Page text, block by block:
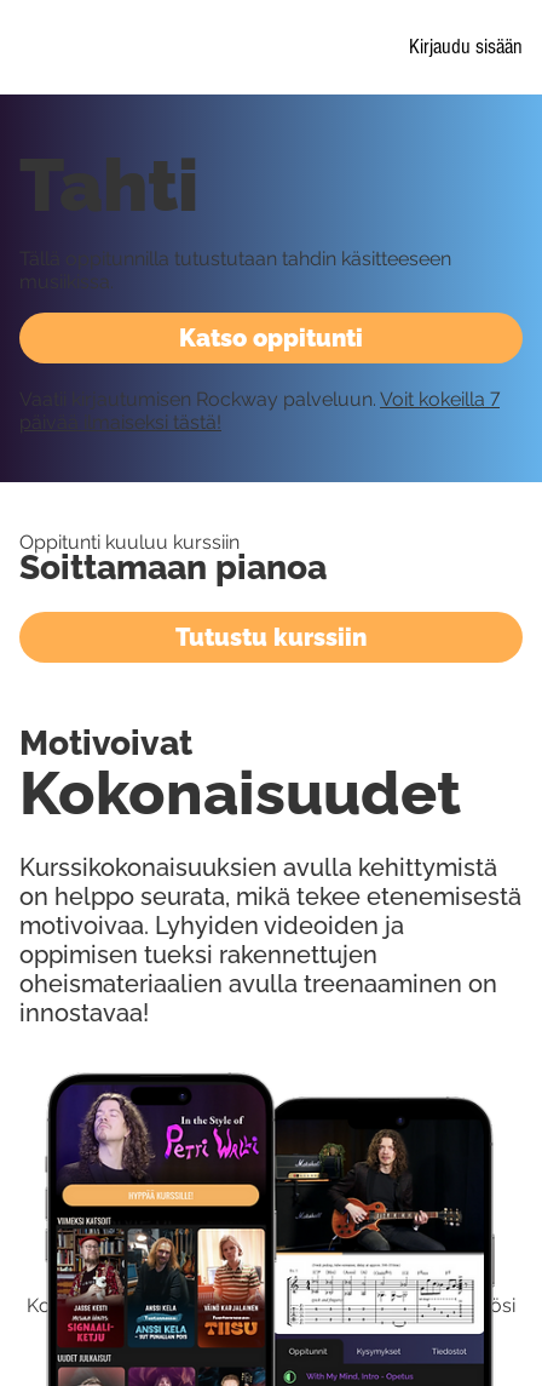
Kirjaudu sisään
Kokeile Ilmaiseksi
Kokeilemalla ilmaiseksi saat koko sisältömme käyttöösi
viikon ajaksi.
Katso oppitunti
Tahti
Tällä oppitunnilla tutustutaan tahdin käsitteeseen
musiikissa.
Vaatii kirjautumisen Rockway palveluun. Voit kokeilla 7
päivää ilmaiseksi tästä!
Oppitunti kuuluu kurssiin
Soittamaan pianoa
Tutustu kurssiin
Kurssikokonaisuuksien avulla kehittymistä
on helppo seurata, mikä tekee etenemisestä
motivoivaa. Lyhyiden videoiden ja
oppimisen tueksi rakennettujen
oheismateriaalien avulla treenaaminen on
innostavaa!
Kokonaisuudet
Motivoivat